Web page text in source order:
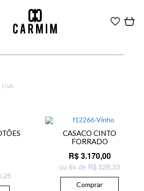
UVA
CASACO CINTO
FORRADO
R$ 3.170,00
ou 6x de R$ 528,33
Comprar